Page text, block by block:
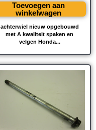
achterwiel nieuw opgebouwd
met A kwaliteit spaken en
velgen Honda...
Toevoegen aan
winkelwagen